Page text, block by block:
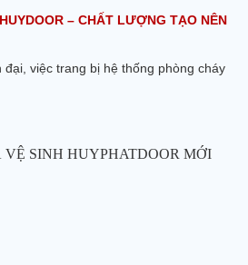
– CHẤT LƯỢNG TẠO NÊN
việc trang bị hệ thống phòng cháy